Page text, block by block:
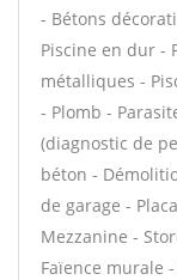
- Bétons
Piscine en dur -
métalliques -
- Plomb -
(diagnostic de
béton -
de garage -
Mezzanine -
Faïence murale